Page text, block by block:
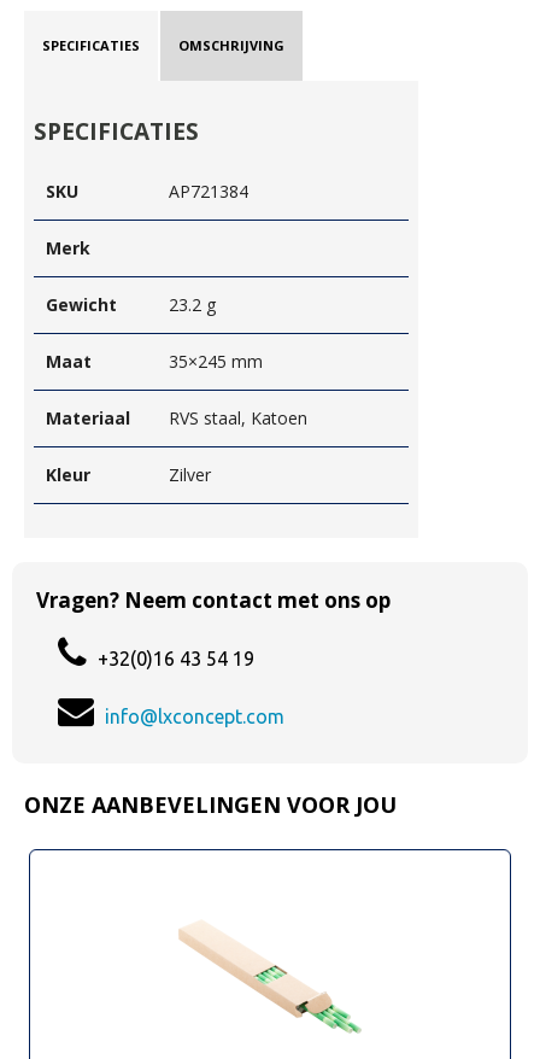
SPECIFICATIES OMSCHRIJVING
SPECIFICATIES
SKU AP721384
Merk
Gewicht 23.2 g
Maat 35×245 mm
Materiaal RVS staal, Katoen
Kleur Zilver
Vragen? Neem contact met ons op
+32(0)16 43 54 19
info@lxconcept.com
ONZE AANBEVELINGEN VOOR JOU